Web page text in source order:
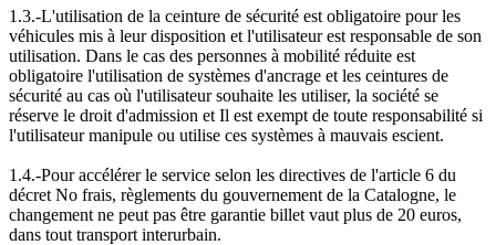
1.3.-L'utilisation de la ceinture de sécurité est obligatoire pour les
véhicules mis à leur disposition et l'utilisateur est responsable de son
utilisation. Dans le cas des personnes à mobilité réduite est
obligatoire l'utilisation de systèmes d'ancrage et les ceintures de
sécurité au cas où l'utilisateur souhaite les utiliser, la société se
réserve le droit d'admission et Il est exempt de toute responsabilité si
l'utilisateur manipule ou utilise ces systèmes à mauvais escient.
1.4.-Pour accélérer le service selon les directives de l'article 6 du
décret No frais, règlements du gouvernement de la Catalogne, le
changement ne peut pas être garantie billet vaut plus de 20 euros,
dans tout transport interurbain.